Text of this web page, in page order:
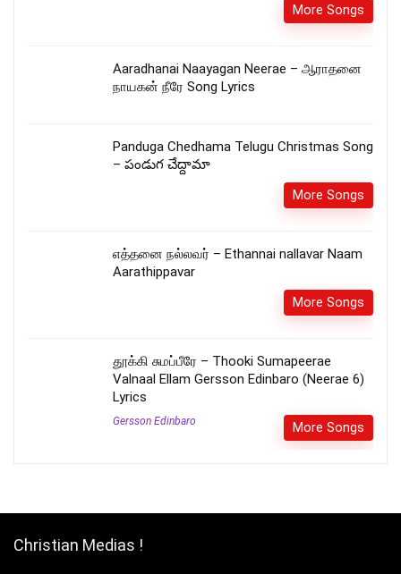
More Songs
Aaradhanai Naayagan Neerae – ஆராதனை
நாயகன் நீரே Song Lyrics
Panduga Chedhama Telugu Christmas Song
– పండుగ చేద్దామా
More Songs
எத்தனை நல்லவர் – Ethannai nallavar Naam
Aarathippavar
More Songs
தூக்கி சுமப்பீரே – Thooki Sumapeerae
Valnaal Ellam Gersson Edinbaro (Neerae 6)
Lyrics
Gersson Edinbaro More Songs
Christian Medias !